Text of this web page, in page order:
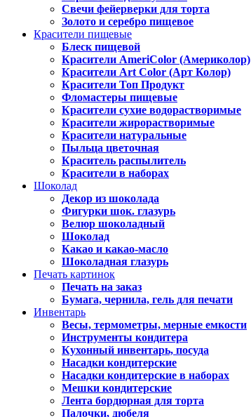
Свечи фейерверки для торта
Золото и серебро пищевое
Красители пищевые
Блеск пищевой
Красители AmeriColor (Америколор)
Красители Art Color (Арт Колор)
Красители Топ Продукт
Фломастеры пищевые
Красители сухие водорастворимые
Красители жирорастворимые
Красители натуральные
Пыльца цветочная
Краситель распылитель
Красители в наборах
Шоколад
Декор из шоколада
Фигурки шок. глазурь
Велюр шоколадный
Шоколад
Какао и какао-масло
Шоколадная глазурь
Печать картинок
Печать на заказ
Бумага, чернила, гель для печати
Инвентарь
Весы, термометры, мерные емкости
Инструменты кондитера
Кухонный инвентарь, посуда
Насадки кондитерские
Насадки кондитерские в наборах
Мешки кондитерские
Лента бордюрная для торта
Палочки, дюбеля